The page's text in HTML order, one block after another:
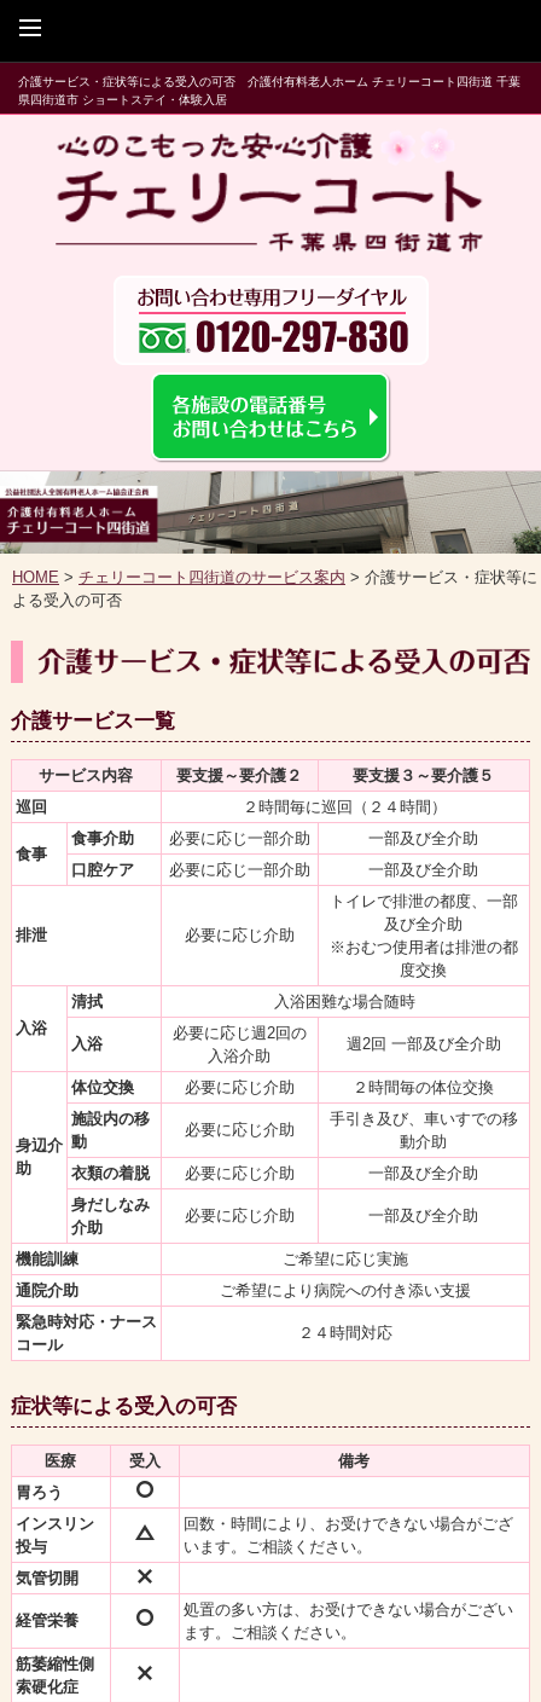
介護サービス・症状等による受入の可否 介護付有料老人ホーム チェリーコート四街道 千葉
県四街道市 ショートステイ・体験入居
HOME > チェリーコート四街道のサービス案内 > 介護サービス・症状等に
よる受入の可否
介護サービス一覧
サービス内容 要支援～要介護２
要支援３～要介護５
巡回
２時間毎に巡回（２４時間）
食事
食事介助 必要に応じ一部介助
一部及び全介助
口腔ケア
必要に応じ一部介助 一部及び全介助
排泄 必要に応じ介助
トイレで排泄の都度、一部
及び全介助
※おむつ使用者は排泄の都
度交換
入浴
清拭 入浴困難な場合随時
入浴
必要に応じ週2回の
入浴介助
週2回 一部及び全介助
身辺介
助
体位交換 必要に応じ介助
２時間毎の体位交換
施設内の移
動
必要に応じ介助
手引き及び、車いすでの移
動介助
衣類の着脱
必要に応じ介助
一部及び全介助
身だしなみ
介助
必要に応じ介助 一部及び全介助
機能訓練
ご希望に応じ実施
通院介助
ご希望により病院への付き添い支援
緊急時対応・ナース
コール
２４時間対応
症状等による受入の可否
医療 受入
備考
胃ろう
インスリン
投与
回数・時間により、お受けできない場合がござ
います。ご相談ください。
気管切開
経管栄養
処置の多い方は、お受けできない場合がござい
ます。ご相談ください。
筋萎縮性側
索硬化症